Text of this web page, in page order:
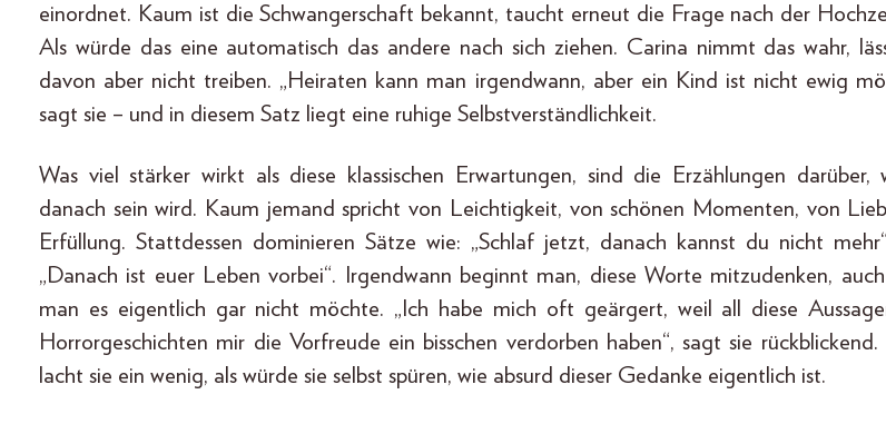
einordnet. Kaum ist die Schwangerschaft bekannt, taucht erneut die Frage nach der
Als würde das eine automatisch das andere nach sich ziehen. Carina nimmt das wahr,
davon aber nicht treiben. „Heiraten kann man irgendwann, aber ein Kind ist nicht ewig
sagt sie – und in diesem Satz liegt eine ruhige Selbstverständlichkeit.
Was viel stärker wirkt als diese klassischen Erwartungen, sind die Erzählungen darüber,
danach sein wird. Kaum jemand spricht von Leichtigkeit, von schönen Momenten, von
Erfüllung. Stattdessen dominieren Sätze wie: „Schlaf jetzt, danach kannst du nicht
„Danach ist euer Leben vorbei“. Irgendwann beginnt man, diese Worte mitzudenken,
man es eigentlich gar nicht möchte. „Ich habe mich oft geärgert, weil all diese
Horrorgeschichten mir die Vorfreude ein bisschen verdorben haben“, sagt sie rückblickend.
lacht sie ein wenig, als würde sie selbst spüren, wie absurd dieser Gedanke eigentlich ist.